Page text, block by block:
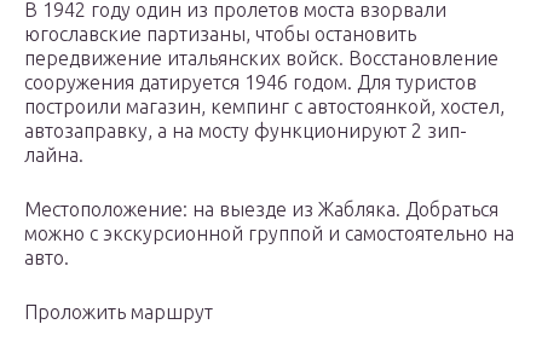
В 1942 году один из пролетов моста взорвали
югославские партизаны, чтобы остановить
передвижение итальянских войск. Восстановление
сооружения датируется 1946 годом. Для туристов
построили магазин, кемпинг с автостоянкой, хостел,
автозаправку, а на мосту функционируют 2 зип-
лайна.
Местоположение: на выезде из Жабляка. Добраться
можно с экскурсионной группой и самостоятельно на
авто.
Проложить маршрут